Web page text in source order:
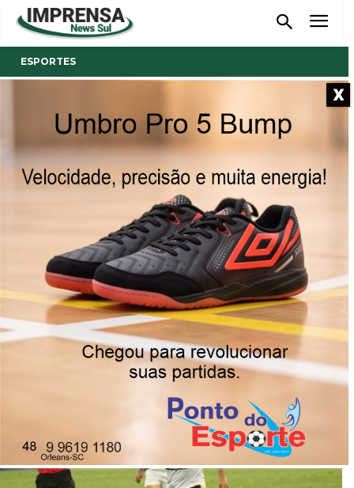
ESPORTES
Tigre avança na Copa do
Brasil
O Tigre enfrentou o Operário Várzea-Grandense na
noite desta quarta-feira (28/02), e empatou em 0 a 0.
Reinaldo Coan 29/02/2024
X